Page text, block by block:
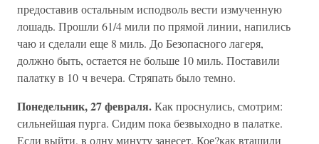
предоставив остальным исподволь вести измученную
лошадь. Прошли 61/4 мили по прямой линии, напились
чаю и сделали еще 8 миль. До Безопасного лагеря,
должно быть, остается не больше 10 миль. Поставили
палатку в 10 ч вечера. Стряпать было темно.
Понедельник, 27 февраля.Как проснулись, смотрим:
сильнейшая пурга. Сидим пока безвыходно в палатке.
Если выйти, в одну минуту занесет. Кое?как втащили